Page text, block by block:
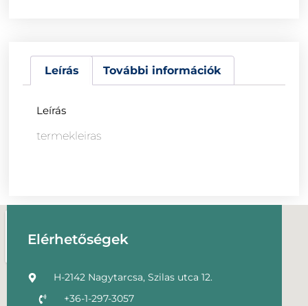
Leírás További információk
Leírás
termekleiras
Elérhetőségek
H-2142 Nagytarcsa, Szilas utca 12.
+36-1-297-3057